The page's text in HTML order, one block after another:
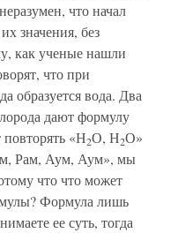
что начал
значения, без
как ученые нашли
что при
образуется вода. Два
дают формулу
повторять «Н2О, Н2О»
Рам, Аум, Аум», мы
что что может
Формула лишь
ее суть, тогда